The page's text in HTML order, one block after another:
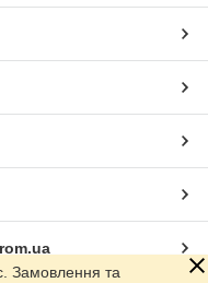
Замовлення та